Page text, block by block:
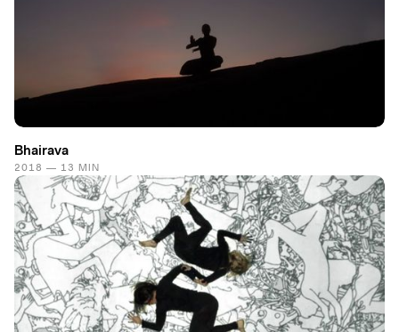
Bhairava
2018 — 13 MIN